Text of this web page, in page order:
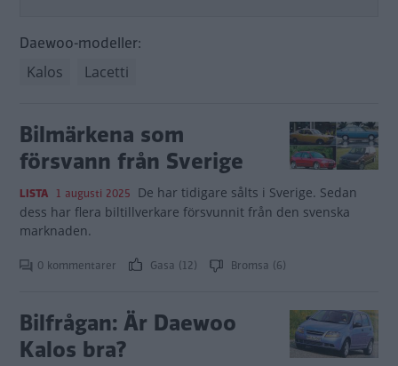
Daewoo-modeller:
Kalos Lacetti
Bilmärkena som
försvann från Sverige
LISTA 1 augusti 2025 De har tidigare sålts i Sverige. Sedan
dess har flera biltillverkare försvunnit från den svenska
marknaden.
0 kommentarer Gasa (12) Bromsa (6)
Bilfrågan: Är Daewoo
Kalos bra?